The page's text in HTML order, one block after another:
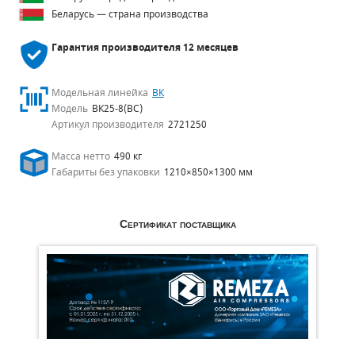
Беларусь — страна производства
Гарантия производителя12 месяцев
Модельная линейка ВК
Модель ВК25-8(ВС)
Артикул производителя 2721250
Масса нетто 490 кг
Габариты без упаковки 1210×850×1300 мм
Сертификат поставщика